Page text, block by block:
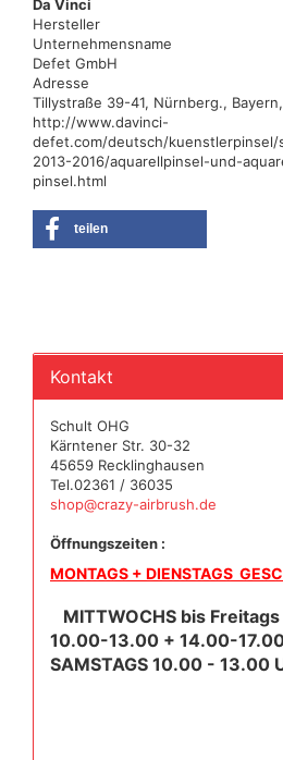
Da Vinci
Hersteller
Unternehmensname
Defet GmbH
Adresse
Tillystraße 39-41, Nürnberg., Bayern,
http://www.davinci-
defet.com/deutsch/
2013-2016/aquarellpinsel-und-
pinsel.html
teilen
Kontakt
Schult OHG
Kärntener Str. 30-32
45659 Recklinghausen
Tel.02361 / 36035
shop@crazy-airbrush.de
Öffnungszeiten :
MONTAGS + DIENSTAGS
MITTWOCHS bis Freitags
10.00-13.00 + 14.00-
SAMSTAGS 10.00 - 13.00